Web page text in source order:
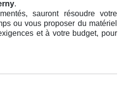
.
sauront résoudre votre
ou vous proposer du matériel
et à votre budget, pour